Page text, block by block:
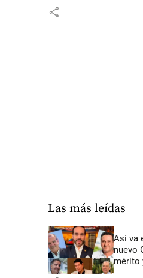
share
Las más leídas
Así va
nuevo
mérito